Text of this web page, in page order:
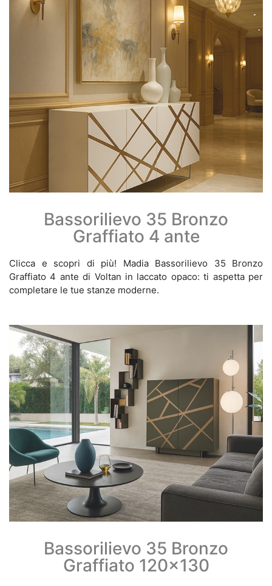
Bassorilievo 35 Bronzo
Graffiato 4 ante
Clicca e scopri di più! Madia Bassorilievo 35 Bronzo
Graffiato 4 ante di Voltan in laccato opaco: ti aspetta per
completare le tue stanze moderne.
Bassorilievo 35 Bronzo
Graffiato 120x130